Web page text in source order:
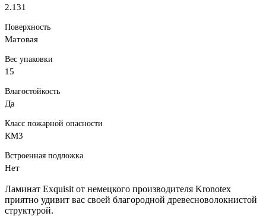
2.131
Поверхность
Матовая
Вес упаковки
15
Влагостойкость
Да
Класс пожарной опасности
КМ3
Встроенная подложка
Нет
Ламинат Exquisit от немецкого производителя Kronotex
приятно удивит вас своей благородной древесноволокнистой
структурой.